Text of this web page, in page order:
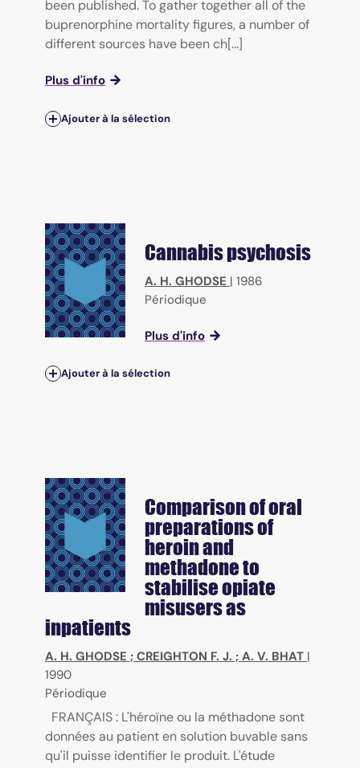
been published. To gather together all of the
buprenorphine mortality figures, a number of
different sources have been ch[...]
Plus d'info
Ajouter à la sélection
Cannabis psychosis
A. H. GHODSE | 1986
Périodique
Plus d'info
Ajouter à la sélection
Comparison of oral
preparations of
heroin and
methadone to
stabilise opiate
misusers as
inpatients
A. H. GHODSE ; CREIGHTON F. J. ; A. V. BHAT |
1990
Périodique
FRANÇAIS : L'héroïne ou la méthadone sont
données au patient en solution buvable sans
qu'il puisse identifier le produit. L'étude